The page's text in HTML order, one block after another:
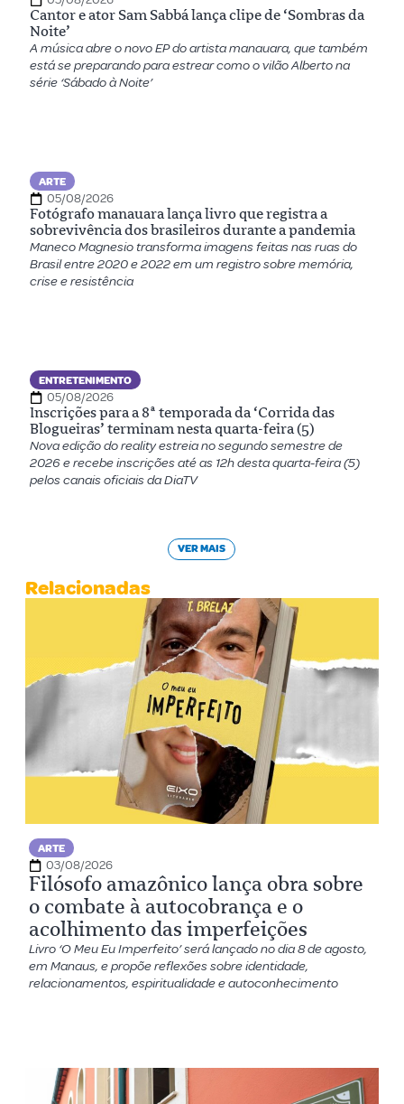
Cantor e ator Sam Sabbá lança clipe de ‘Sombras da
Noite’
A música abre o novo EP do artista manauara, que também
está se preparando para estrear como o vilão Alberto na
série ‘Sábado à Noite’
ARTE
05/08/2026
Fotógrafo manauara lança livro que registra a
sobrevivência dos brasileiros durante a pandemia
Maneco Magnesio transforma imagens feitas nas ruas do
Brasil entre 2020 e 2022 em um registro sobre memória,
crise e resistência
ENTRETENIMENTO
05/08/2026
Inscrições para a 8ª temporada da ‘Corrida das
Blogueiras’ terminam nesta quarta-feira (5)
Nova edição do reality estreia no segundo semestre de
2026 e recebe inscrições até as 12h desta quarta-feira (5)
pelos canais oficiais da DiaTV
VER MAIS
Relacionadas
ARTE
03/08/2026
Filósofo amazônico lança obra sobre
o combate à autocobrança e o
acolhimento das imperfeições
Livro ‘O Meu Eu Imperfeito’ será lançado no dia 8 de agosto,
em Manaus, e propõe reflexões sobre identidade,
relacionamentos, espiritualidade e autoconhecimento